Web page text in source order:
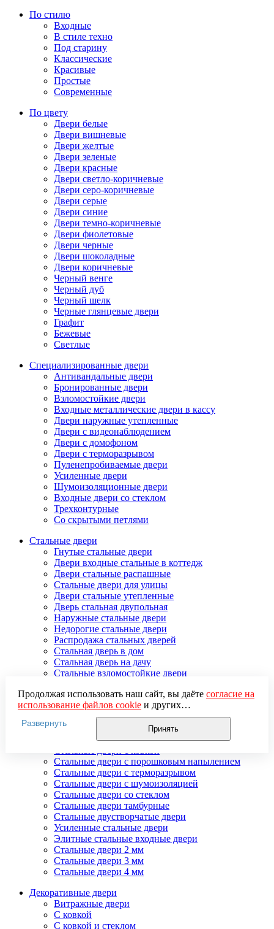
По стилю
Входные
В стиле техно
Под старину
Классические
Красивые
Простые
Современные
По цвету
Двери белые
Двери вишневые
Двери желтые
Двери зеленые
Двери красные
Двери светло-коричневые
Двери серо-коричневые
Двери серые
Двери синие
Двери темно-коричневые
Двери фиолетовые
Двери черные
Двери шоколадные
Двери коричневые
Черный венге
Черный дуб
Черный шелк
Черные глянцевые двери
Графит
Бежевые
Светлые
Специализированные двери
Антивандальные двери
Бронированные двери
Взломостойкие двери
Входные металлические двери в кассу
Двери наружные утепленные
Двери с видеонаблюдением
Двери с домофоном
Двери с терморазрывом
Пуленепробиваемые двери
Усиленные двери
Шумоизоляционные двери
Входные двери со стеклом
Трехконтурные
Со скрытыми петлями
Стальные двери
Гнутые стальные двери
Двери входные стальные в коттедж
Двери стальные распашные
Стальные двери для улицы
Двери стальные утепленные
Дверь стальная двупольная
Наружные стальные двери
Недорогие стальные двери
Распродажа стальных дверей
Стальная дверь в дом
Стальная дверь на дачу
Стальные взломостойкие двери
Стальные двери в подъезд
Стальные двери внутреннего открывания
Стальные двери массив
Стальные двери мдф
Стальные двери с зеркалом
Стальные двери с порошковым напылением
Стальные двери с терморазрывом
Стальные двери с шумоизоляцией
Стальные двери со стеклом
Стальные двери тамбурные
Стальные двустворчатые двери
Усиленные стальные двери
Элитные стальные входные двери
Стальные двери 2 мм
Стальные двери 3 мм
Стальные двери 4 мм
Декоративные двери
Витражные двери
С ковкой
С ковкой и стеклом
Продолжая использовать наш сайт, вы даёте согласие на
использование файлов cookieи других
пользовательских данных (включая IP-адрес, сведения о
местоположении, устройстве, действиях на сайте и т. п.)
для функционирования сайта, проведения
использования систем аналитики (например,
Яндекс.Метрика), в соответствии с нашей
обработки персональных данных.
Если вы не хотите, чтобы ваши данные обрабатывались,
настройте ограничения в браузере или покиньте сайт.
Развернуть
Принять